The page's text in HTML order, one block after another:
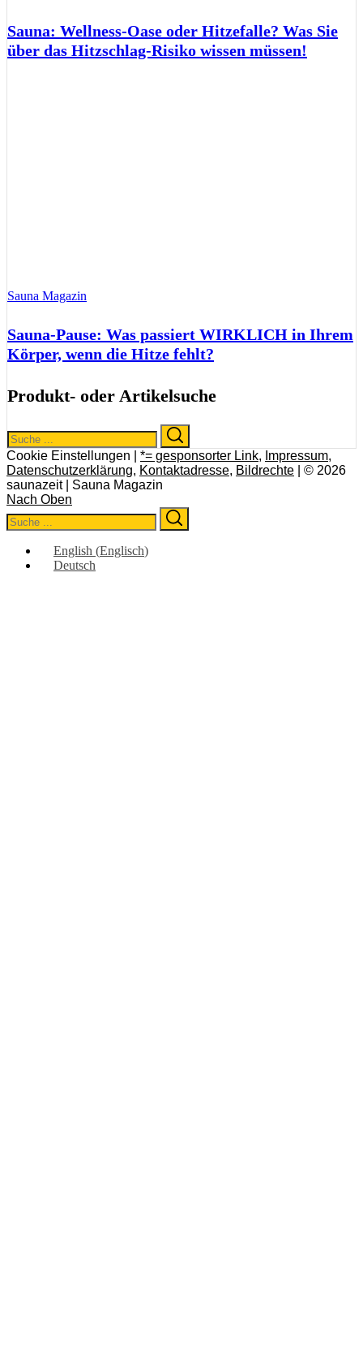
Sauna: Wellness-Oase oder Hitzefalle? Was Sie
über das Hitzschlag-Risiko wissen müssen!
Sauna Magazin
Sauna-Pause: Was passiert WIRKLICH in Ihrem
Körper, wenn die Hitze fehlt?
Produkt- oder Artikelsuche
Search
for:
Cookie Einstellungen | *= gesponsorter Link, Impressum,
Datenschutzerklärung, Kontaktadresse, Bildrechte | © 2026
saunazeit | Sauna Magazin
Nach Oben
Search
for:
English (Englisch)
Deutsch